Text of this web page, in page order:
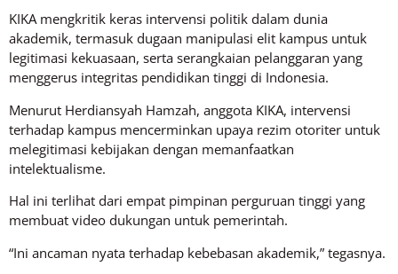
KIKA mengkritik keras intervensi politik dalam dunia
akademik, termasuk dugaan manipulasi elit kampus untuk
legitimasi kekuasaan, serta serangkaian pelanggaran yang
menggerus integritas pendidikan tinggi di Indonesia.
Menurut Herdiansyah Hamzah, anggota KIKA, intervensi
terhadap kampus mencerminkan upaya rezim otoriter untuk
melegitimasi kebijakan dengan memanfaatkan
intelektualisme.
Hal ini terlihat dari empat pimpinan perguruan tinggi yang
membuat video dukungan untuk pemerintah.
“Ini ancaman nyata terhadap kebebasan akademik,” tegasnya.